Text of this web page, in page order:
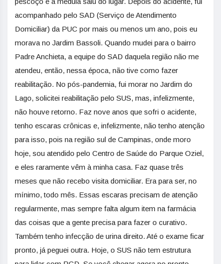
acompanhado pelo SAD (Serviço de Atendimento
Domiciliar) da PUC por mais ou menos um ano, pois eu
morava no Jardim Bassoli. Quando mudei para o bairro
Padre Anchieta, a equipe do SAD daquela região não me
atendeu, então, nessa época, não tive como fazer
reabilitação. No pós-pandemia, fui morar no Jardim do
Lago, solicitei reabilitação pelo SUS, mas, infelizmente,
não houve retorno. Faz nove anos que sofri o acidente,
tenho escaras crônicas e, infelizmente, não tenho atenção
para isso, pois na região sul de Campinas, onde moro
hoje, sou atendido pelo Centro de Saúde do Parque Oziel,
e eles raramente vêm à minha casa. Faz quase três
meses que não recebo visita domiciliar. Era para ser, no
mínimo, todo mês. Essas escaras precisam de atenção
regularmente, mas sempre falta algum item na farmácia
das coisas que a gente precisa para fazer o curativo.
Também tenho infecção de urina direito. Até o exame ficar
pronto, já peguei outra. Hoje, o SUS não tem estrutura